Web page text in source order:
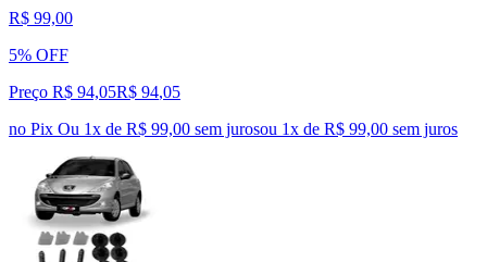
R$ 99,00
5% OFF
Preço R$ 94,05R$ 94,05
no Pix Ou 1x de R$ 99,00 sem jurosou 1x de R$ 99,00 sem juros